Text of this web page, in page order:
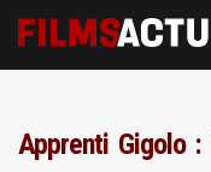
Apprenti Gigolo